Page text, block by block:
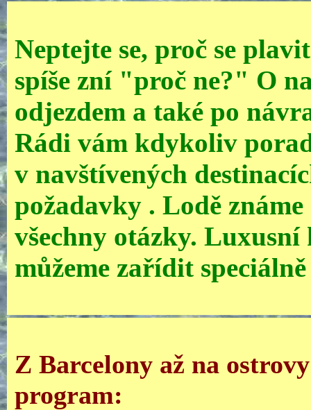
Neptejte se, proč se
spíše zní "proč ne?" O
odjezdem a také po
Rádi vám kdykoliv
v navštívených
požadavky . Lodě
všechny otázky.
můžeme zařídit
Z Barcelony až na
program: